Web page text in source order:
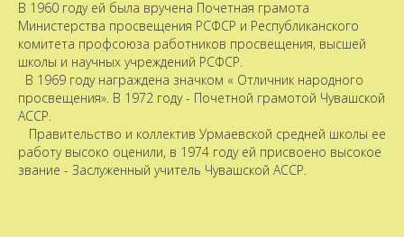
В 1960 году ей была вручена Почетная грамота
Министерства просвещения РСФСР и Республиканского
комитета профсоюза работников просвещения, высшей
школы и научных учреждений РСФСР.
В 1969 году награждена значком « Отличник народного
просвещения». В 1972 году - Почетной грамотой Чувашской
АССР.
Правительство и коллектив Урмаевской средней школы ее
работу высоко оценили, в 1974 году ей присвоено высокое
звание - Заслуженный учитель Чувашской АССР.